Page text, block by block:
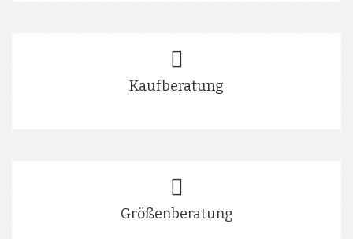
Kaufberatung
Größenberatung